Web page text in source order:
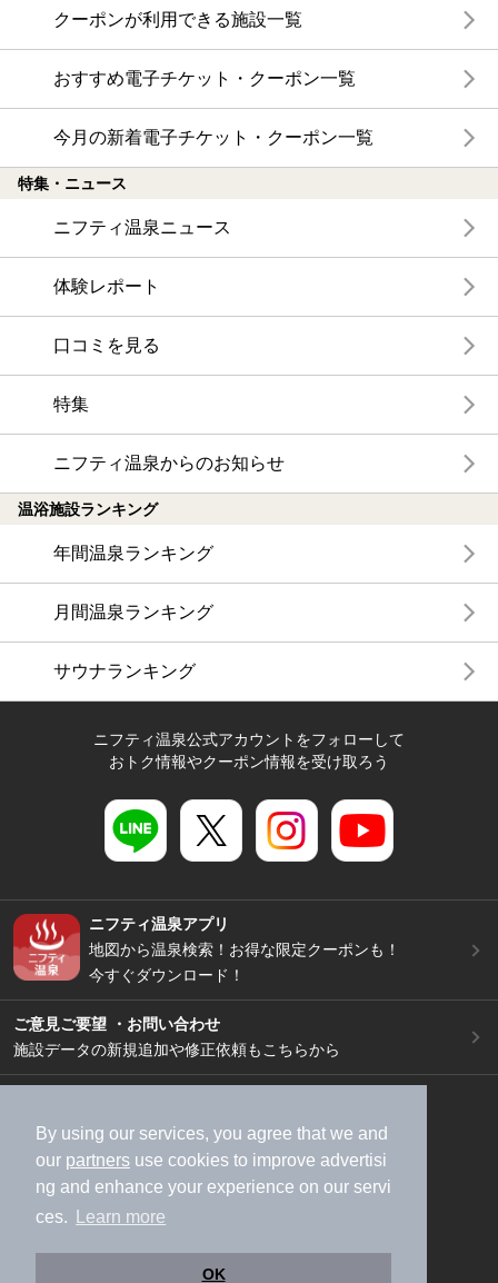
By using our services, you agree that we and
our partners use cookies to improve advertisi
ng and enhance your experience on our servi
ces.
Learn more
OK
クーポンが利用できる施設一覧
おすすめ電子チケット・クーポン一覧
今月の新着電子チケット・クーポン一覧
特集・ニュース
ニフティ温泉ニュース
体験レポート
口コミを見る
特集
ニフティ温泉からのお知らせ
温浴施設ランキング
年間温泉ランキング
月間温泉ランキング
サウナランキング
ニフティ温泉公式アカウントをフォローして
おトク情報やクーポン情報を受け取ろう
ニフティ温泉アプリ
地図から温泉検索！お得な限定クーポンも！
今すぐダウンロード！
ご意見ご要望 ・お問い合わせ
施設データの新規追加や修正依頼もこちらから
加盟店募集（資料請求）
広告出稿のご案内
利用規約
ライフスタイルMEMBERS+規約
特定商取引法に基づく表記
ヘルプ
採用情報
運営会社